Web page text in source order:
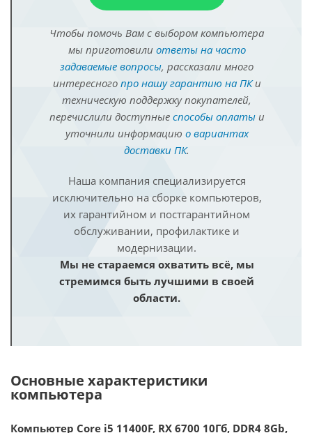
Чтобы помочь Вам с выбором компьютера
мы приготовили ответы на часто
задаваемые вопросы, рассказали много
интересного про нашу гарантию на ПКи
техническую поддержку покупателей,
перечислили доступные способы оплатыи
уточнили информацию о вариантах
доставки ПК.
Наша компания специализируется
исключительно на сборке компьютеров,
их гарантийном и постгарантийном
обслуживании, профилактике и
модернизации.
Мы не стараемся охватить всё, мы
стремимся быть лучшими в своей
области.
Основные характеристики
компьютера
Компьютер Core i5 11400F, RX 6700 10Гб, DDR4 8Gb,